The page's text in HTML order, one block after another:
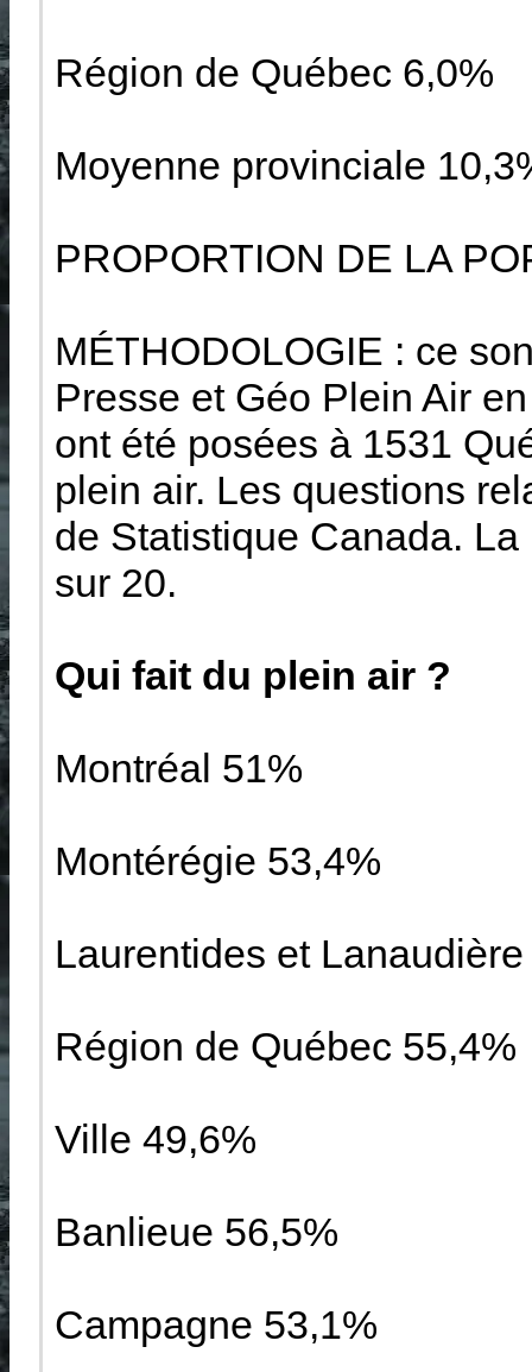
Région de Québec 6,0%
Moyenne provinciale
PROPORTION DE LA
MÉTHODOLOGIE : ce
Presse et Géo Plein Air
ont été posées à 1531
plein air. Les questions
de Statistique Canada.
sur 20.
Qui fait du plein air ?
Montréal 51%
Montérégie 53,4%
Laurentides et
Région de Québec 55,4%
Ville 49,6%
Banlieue 56,5%
Campagne 53,1%